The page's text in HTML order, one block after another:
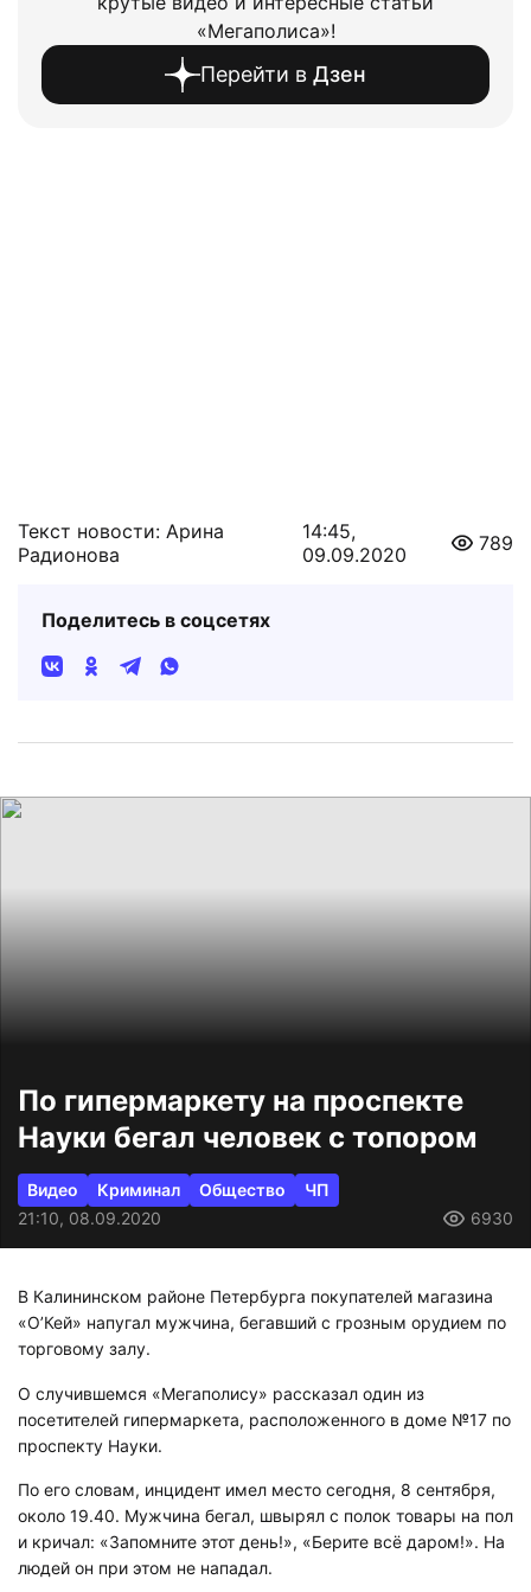
«Мегаполиса»!
Перейти в Дзен
Текст новости: Арина
Радионова
14:45,
09.09.2020
789
Поделитесь в соцсетях
По гипермаркету на проспекте
Науки бегал человек с топором
Видео Криминал Общество
ЧП
21:10, 08.09.2020
6930
В Калининском районе Петербурга покупателей магазина
«О’Кей» напугал мужчина, бегавший с грозным орудием по
торговому залу.
О случившемся «Мегаполису» рассказал один из
посетителей гипермаркета, расположенного в доме №17 по
проспекту Науки.
По его словам, инцидент имел место сегодня, 8 сентября,
около 19.40. Мужчина бегал, швырял с полок товары на пол
и кричал: «Запомните этот день!», «Берите всё даром!». На
людей он при этом не нападал.